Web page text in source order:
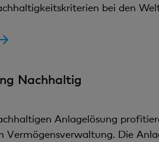
bei den
Nachhaltig
Anlagelösung
Vermögensverwaltung. Die